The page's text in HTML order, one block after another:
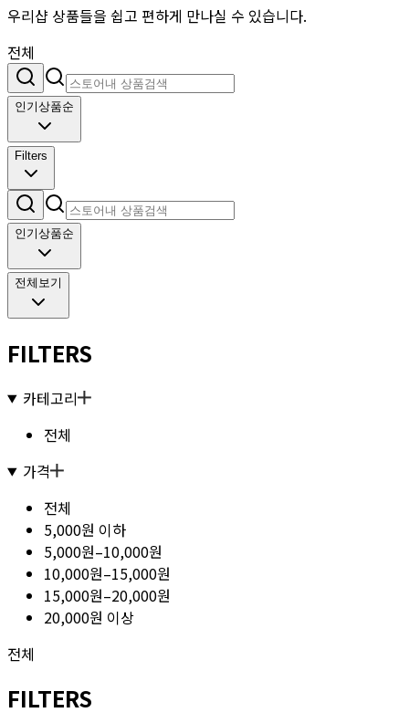
우리샵 상품들을 쉽고 편하게 만나실 수 있습니다.
전체
인기상품순
Filters
인기상품순
전체보기
FILTERS
카테고리
전체
가격
전체
5,000원 이하
5,000원–10,000원
10,000원–15,000원
15,000원–20,000원
20,000원 이상
전체
FILTERS